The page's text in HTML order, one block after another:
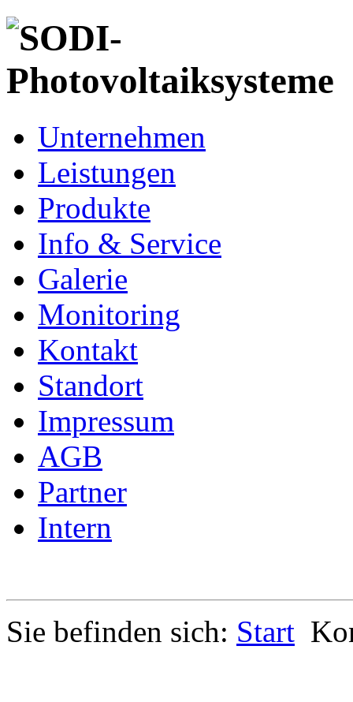
Unternehmen
Leistungen
Produkte
Info & Service
Galerie
Monitoring
Kontakt
Standort
Impressum
AGB
Partner
Intern
Sie befinden sich: Start